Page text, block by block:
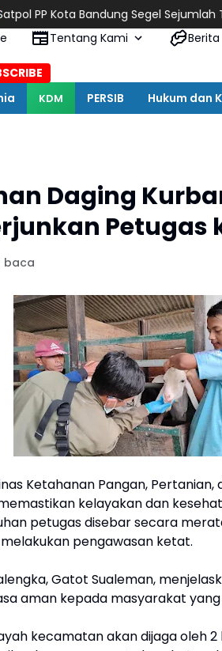
Segel Sejumlah Tiang Reklame,
Tentang Kami Berita
KDM PERSIB Hukum dan
Daging
Petugas
baca
Ketahanan Pangan,
kelayakan dan
petugas disebar secara
pengawasan ketat.
Gatot Sualeman,
aman kepada masyarakat
kecamatan akan dijaga oleh